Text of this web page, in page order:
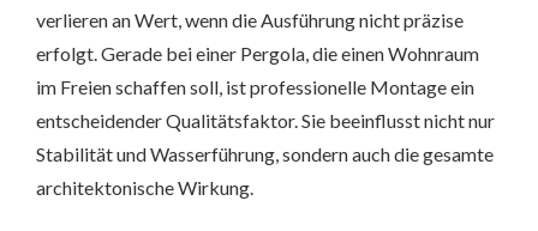
verlieren an Wert, wenn die Ausführung nicht präzise
erfolgt. Gerade bei einer Pergola, die einen Wohnraum
im Freien schaffen soll, ist professionelle Montage ein
entscheidender Qualitätsfaktor. Sie beeinflusst nicht nur
Stabilität und Wasserführung, sondern auch die gesamte
architektonische Wirkung.